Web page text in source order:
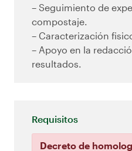
– Seguimiento de
compostaje.
– Caracterización
– Apoyo en la
resultados.
Requisitos
Decreto de